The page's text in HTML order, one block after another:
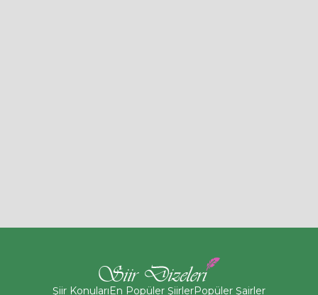
Şiir KonularıEn Popüler ŞiirlerPopüler Şairler